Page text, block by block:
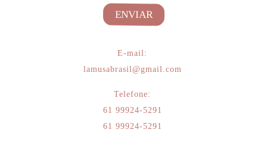
ENVIAR
E-mail:
lamusabrasil@gmail.com
Telefone:
61 99924-5291
61 99924-5291